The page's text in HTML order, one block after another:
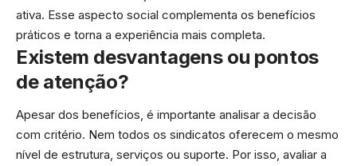
ativa. Esse aspecto social complementa os benefícios
práticos e torna a experiência mais completa.
Existem desvantagens ou pontos
de atenção?
Apesar dos benefícios, é importante analisar a decisão
com critério. Nem todos os sindicatos oferecem o mesmo
nível de estrutura, serviços ou suporte. Por isso, avaliar a